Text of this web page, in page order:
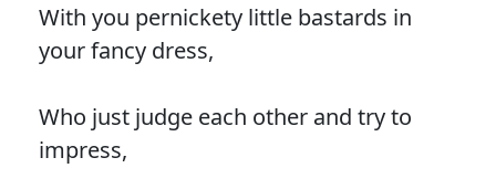
With you pernickety little bastards in
your fancy dress,
Who just judge each other and try to
impress,